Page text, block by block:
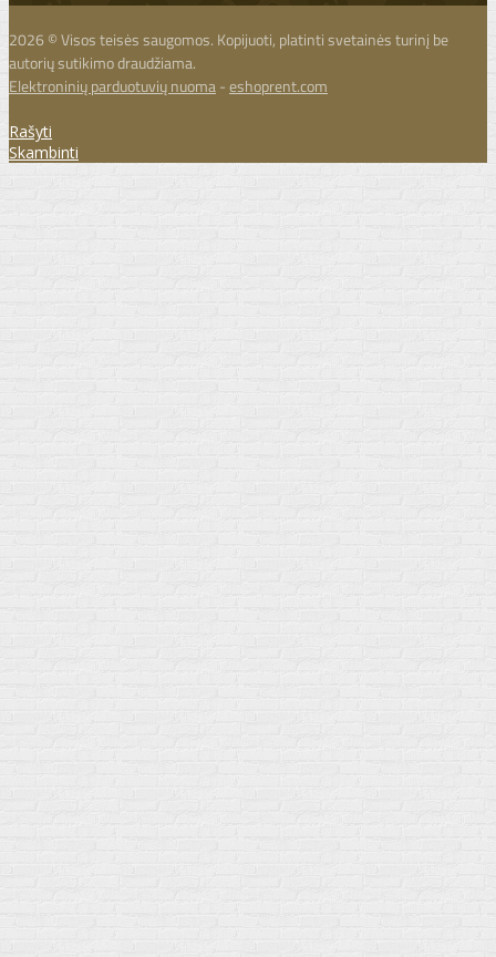
2026 © Visos teisės saugomos. Kopijuoti, platinti svetainės turinį be
autorių sutikimo draudžiama.
Elektroninių parduotuvių nuoma-eshoprent.com
Rašyti
Skambinti